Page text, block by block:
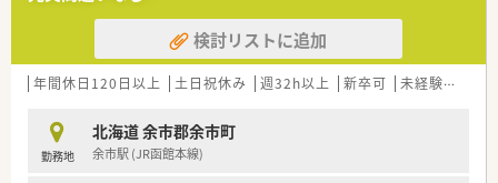
■働く職員一人一人の成長をバックアップ！
学会、研究会、講習会の積極的な参加を容認しています。
■託児所も完備しているので、小さなお子様のいる方も安心して
勤務継続できます。
方をお待ちしております！
検討リストに追加
年間休日120日以上 土日祝休み 週32h以上 新卒可 未経験可
勤務地
北海道 余市郡余市町
余市駅 (JR函館本線)